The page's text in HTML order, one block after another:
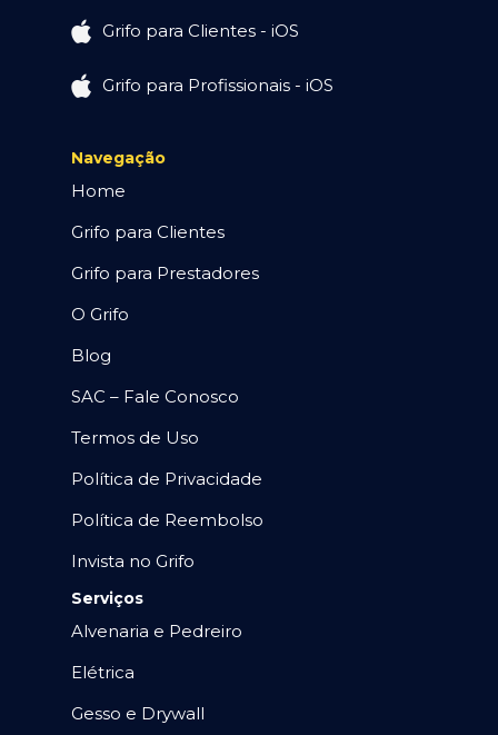
Grifo para Clientes - iOS
Grifo para Profissionais - iOS
Navegação
Home
Grifo para Clientes
Grifo para Prestadores
O Grifo
Blog
SAC – Fale Conosco
Termos de Uso
Política de Privacidade
Política de Reembolso
Invista no Grifo
Serviços
Alvenaria e Pedreiro
Elétrica
Gesso e Drywall